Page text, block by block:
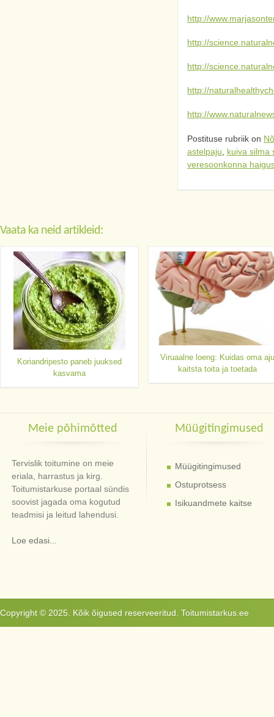
http://
http://
http://
http://
http://
Postituse rubriik on
astelpaju
kuiva silma
veresoonkonna
Vaata ka neid artikleid:
Koriandripesto paneb juuksed
kasvama
Viruaalne loeng: Kuidas oma aju
kaitsta toita ja toetada
Meie põhimõtted
Tervislik toitumine on meie
eriala, harrastus ja kirg.
Toitumistarkuse portaal sündis
soovist jagada oma kogutud
teadmisi ja leitud lahendusi.
Loe edasi...
Müügitingimused
Müügitingimused
Ostuprotsess
Isikuandmete kaitse
Copyright © 2025. Kõik õigused reserveeritud. Toitumistarkus.ee